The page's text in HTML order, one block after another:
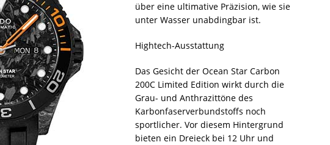
über eine ultimative Präzision, wie sie
unter Wasser unabdingbar ist.
Hightech-Ausstattung
Das Gesicht der Ocean Star Carbon
200C Limited Edition wirkt durch die
Grau- und Anthrazittöne des
Karbonfaserverbundstoffs noch
sportlicher. Vor diesem Hintergrund
bieten ein Dreieck bei 12 Uhr und